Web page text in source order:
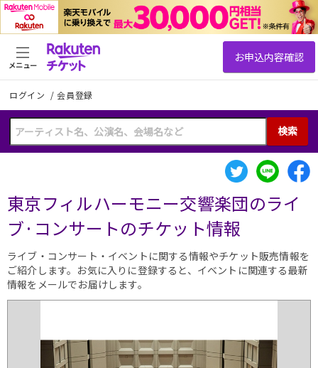
ログイン /会員登録
検索
メニュー
東京フィルハーモニー交響楽団のライ
ブ·コンサートのチケット情報
ライブ・コンサート・イベントに関する情報やチケット販売情報を
ご紹介します。お気に入りに登録すると、イベントに関連する最新
情報をメールでお届けします。